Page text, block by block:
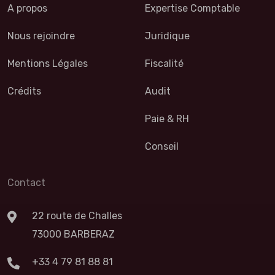
A propos
Nous rejoindre
Mentions Légales
Crédits
Expertise Comptable
Juridique
Fiscalité
Audit
Paie & RH
Conseil
Contact
22 route de Challes
73000 BARBERAZ
+33 4 79 81 88 81